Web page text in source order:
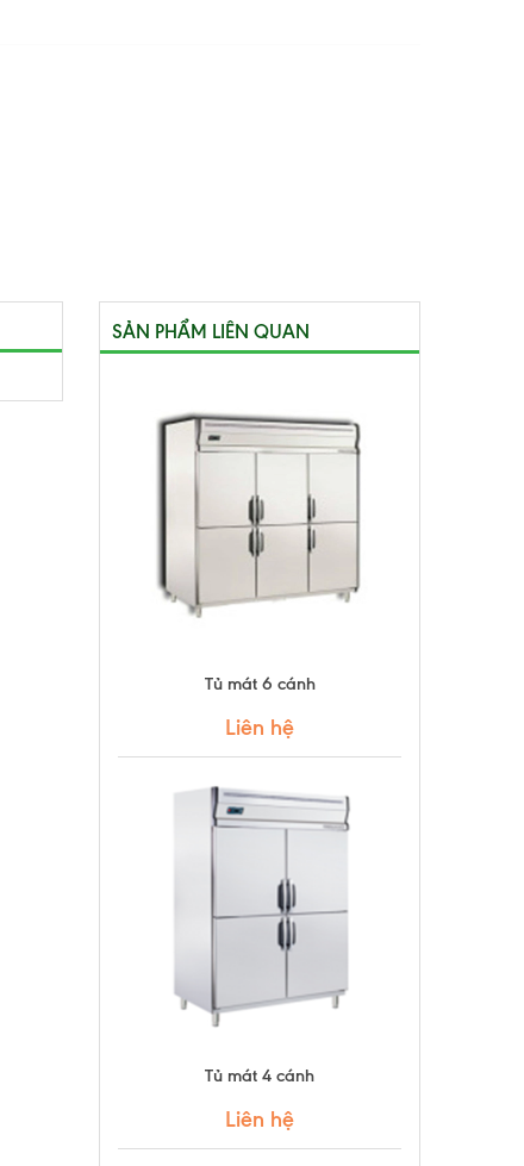
SẢN PHẨM LIÊN QUAN
Tủ mát 6 cánh
Liên hệ
Tủ mát 4 cánh
Liên hệ